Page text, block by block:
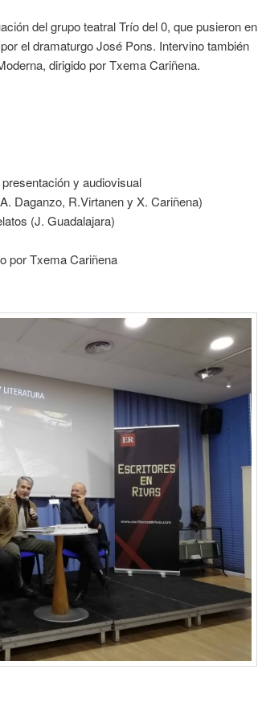
del grupo teatral Trío del 0, que pusieron en
el dramaturgo José Pons. Intervino también
dirigido por Txema Cariñena.
presentación y audiovisual
Daganzo, R.Virtanen y X. Cariñena)
(J. Guadalajara)
por Txema Cariñena